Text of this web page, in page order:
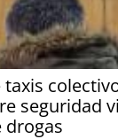
seguridad
drogas